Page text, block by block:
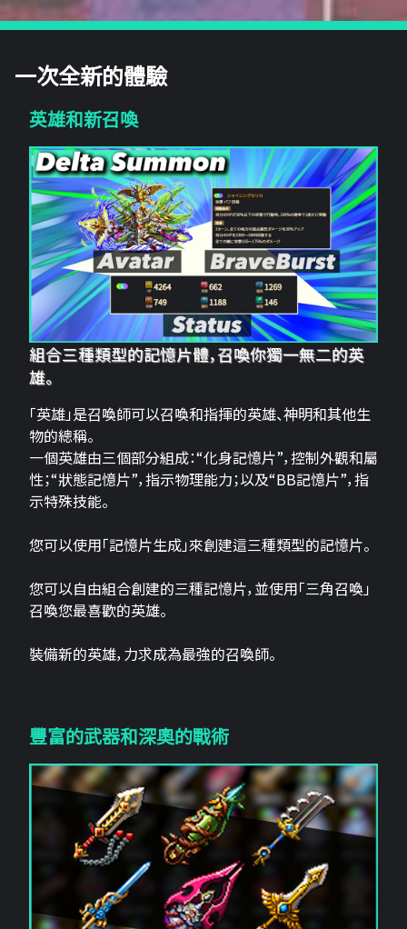
一次全新的體驗
英雄和新召喚
組合三種類型的記憶片體，召喚你獨一無二的英
雄。
「英雄」是召喚師可以召喚和指揮的英雄、神明和其他生
物的總稱。
一個英雄由三個部分組成：“化身記憶片”，控制外觀和屬
性；“狀態記憶片”，指示物理能力；以及“BB記憶片”，指
示特殊技能。
您可以使用「記憶片生成」來創建這三​​種類型的記憶片。
您可以自由組合創建的三種記憶片，並使用「三角召喚」
召喚您最喜歡的英雄。
裝備新的英雄，力求成為最強的召喚師。
豐富的武器和深奧的戰術